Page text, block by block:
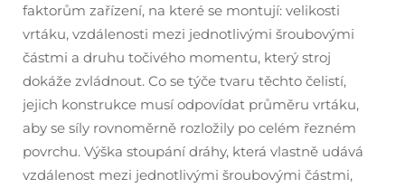
faktorům zařízení, na které se montují: velikosti
vrtáku, vzdálenosti mezi jednotlivými šroubovými
částmi a druhu točivého momentu, který stroj
dokáže zvládnout. Co se týče tvaru těchto čelistí,
jejich konstrukce musí odpovídat průměru vrtáku,
aby se síly rovnoměrně rozložily po celém řezném
povrchu. Výška stoupání dráhy, která vlastně udává
vzdálenost mezi jednotlivými šroubovými částmi,